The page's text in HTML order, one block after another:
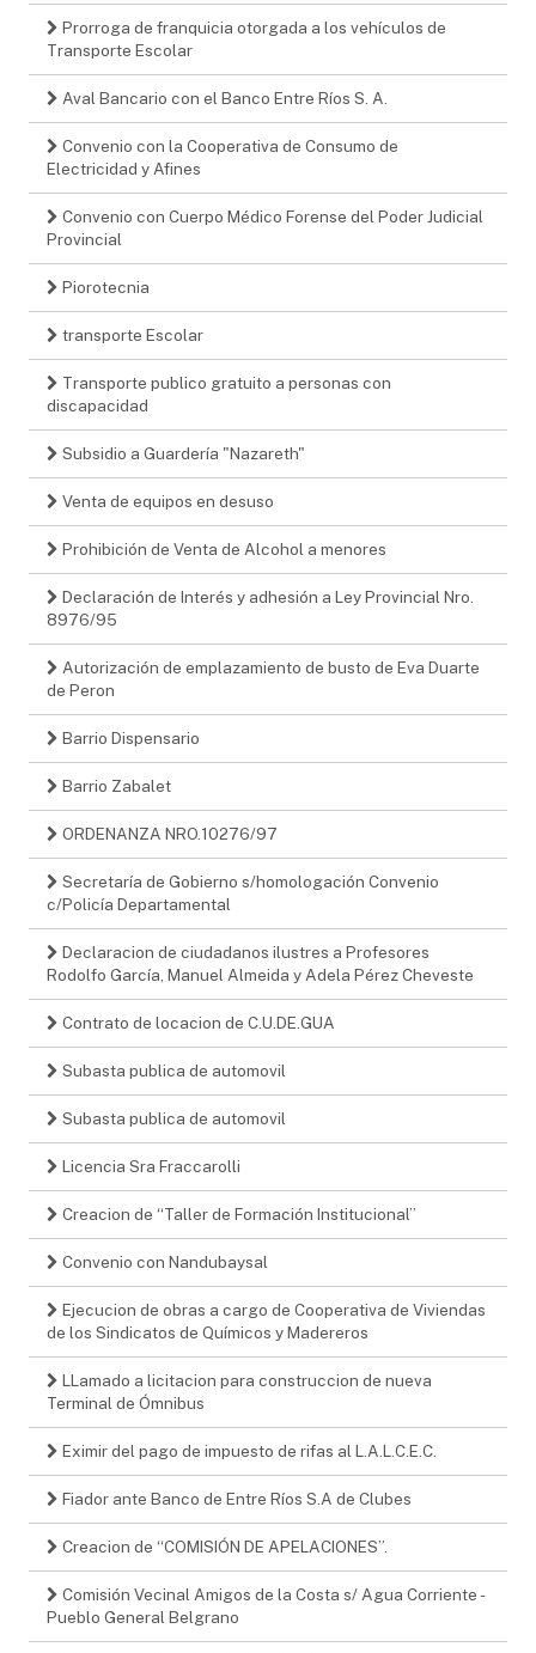
Prorroga de franquicia otorgada a los vehículos de
Transporte Escolar
Aval Bancario con el Banco Entre Ríos S. A.
Convenio con la Cooperativa de Consumo de
Electricidad y Afines
Convenio con Cuerpo Médico Forense del Poder Judicial
Provincial
Piorotecnia
transporte Escolar
Transporte publico gratuito a personas con
discapacidad
Subsidio a Guardería "Nazareth"
Venta de equipos en desuso
Prohibición de Venta de Alcohol a menores
Declaración de Interés y adhesión a Ley Provincial Nro.
8976/95
Autorización de emplazamiento de busto de Eva Duarte
de Peron
Barrio Dispensario
Barrio Zabalet
ORDENANZA NRO.10276/97
Secretaría de Gobierno s/homologación Convenio
c/Policía Departamental
Declaracion de ciudadanos ilustres a Profesores
Rodolfo García, Manuel Almeida y Adela Pérez Cheveste
Contrato de locacion de C.U.DE.GUA
Subasta publica de automovil
Subasta publica de automovil
Licencia Sra Fraccarolli
Creacion de “Taller de Formación Institucional”
Convenio con Nandubaysal
Ejecucion de obras a cargo de Cooperativa de Viviendas
de los Sindicatos de Químicos y Madereros
LLamado a licitacion para construccion de nueva
Terminal de Ómnibus
Eximir del pago de impuesto de rifas al L.A.L.C.E.C.
Fiador ante Banco de Entre Ríos S.A de Clubes
Creacion de “COMISIÓN DE APELACIONES”.
Comisión Vecinal Amigos de la Costa s/ Agua Corriente -
Pueblo General Belgrano